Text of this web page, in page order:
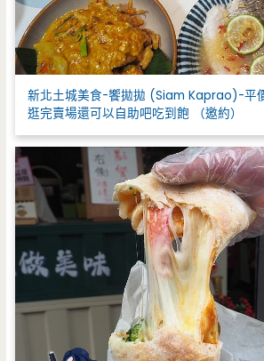
新北土城美食-饗拋拋 (Siam Kaprao)-平
逛完賣場還可以自助吧吃到飽 （邀約）